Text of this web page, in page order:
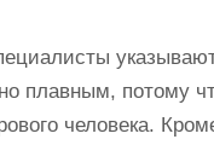
плавным, потому
человека.